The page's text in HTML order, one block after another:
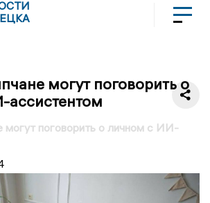
могут поговорить о
поговорить о личном с ИИ-